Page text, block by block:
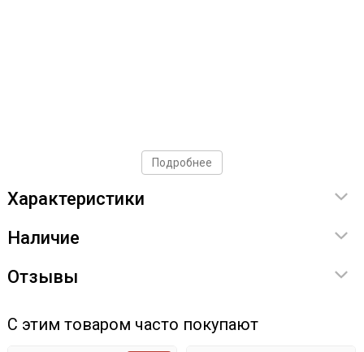
Подробнее
Характеристики
Наличие
Отзывы
С этим товаром часто покупают